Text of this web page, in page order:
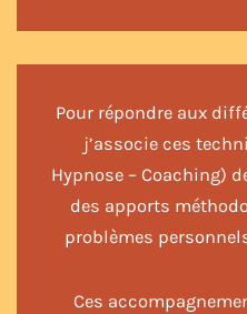
Pour répondre aux
j’associe ces
Hypnose – Coaching)
des apports
problèmes
Ces